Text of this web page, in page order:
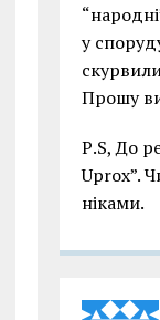
у
Прошу
Р.S, До
Uprox”.
ніками.